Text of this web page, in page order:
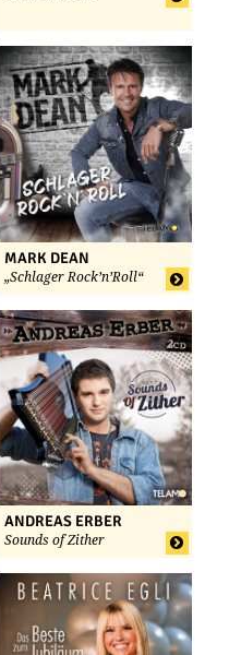
MARK DEAN
„Schlager Rock’n’Roll“
ANDREAS ERBER
Sounds of Zither